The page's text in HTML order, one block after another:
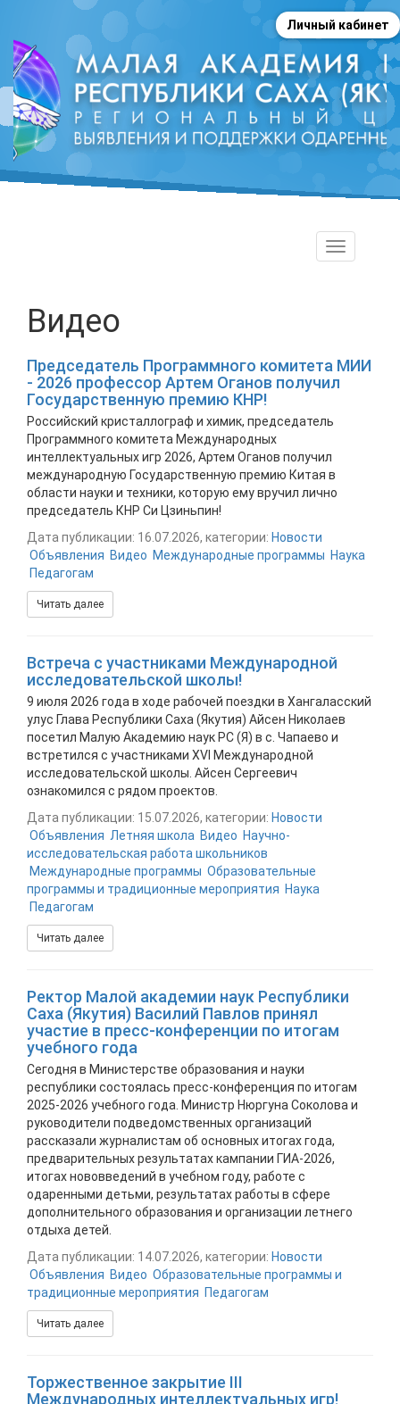
Личный кабинет
Toggle
navigation
Видео
Председатель Программного комитета МИИ
- 2026 профессор Артем Оганов получил
Государственную премию КНР!
Российский кристаллограф и химик, председатель
Программного комитета Международных
интеллектуальных игр 2026, Артем Оганов получил
международную Государственную премию Китая в
области науки и техники, которую ему вручил лично
председатель КНР Си Цзиньпин!
Дата публикации: 16.07.2026, категории: Новости
Объявления Видео Международные программы Наука
Педагогам
Читать далее
Встреча с участниками Международной
исследовательской школы!
9 июля 2026 года в ходе рабочей поездки в Хангаласский
улус Глава Республики Саха (Якутия) Айсен Николаев
посетил Малую Академию наук РС (Я) в с. Чапаево и
встретился с участниками XVI Международной
исследовательской школы. Айсен Сергеевич
ознакомился с рядом проектов.
Дата публикации: 15.07.2026, категории: Новости
Объявления Летняя школа Видео Научно-
исследовательская работа школьников
Международные программы Образовательные
программы и традиционные мероприятия Наука
Педагогам
Читать далее
Ректор Малой академии наук Республики
Саха (Якутия) Василий Павлов принял
участие в пресс-конференции по итогам
учебного года
Сегодня в Министерстве образования и науки
республики состоялась пресс-конференция по итогам
2025-2026 учебного года. Министр Нюргуна Соколова и
руководители подведомственных организаций
рассказали журналистам об основных итогах года,
предварительных результатах кампании ГИА-2026,
итогах нововведений в учебном году, работе с
одаренными детьми, результатах работы в сфере
дополнительного образования и организации летнего
отдыха детей.
Дата публикации: 14.07.2026, категории: Новости
Объявления Видео Образовательные программы и
традиционные мероприятия Педагогам
Читать далее
Торжественное закрытие III
Международных интеллектуальных игр!